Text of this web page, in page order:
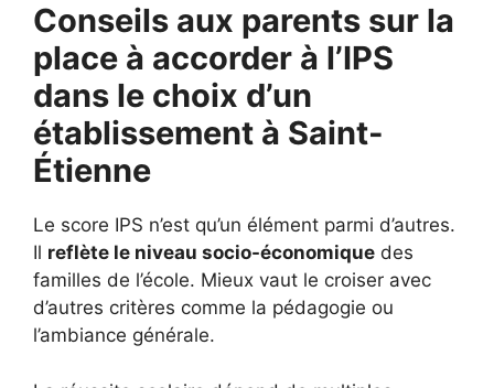
Conseils aux parents sur la
place à accorder à l’IPS
dans le choix d’un
établissement à Saint-
Étienne
Le score IPS n’est qu’un élément parmi d’autres.
Il reflète le niveau socio-économique des
familles de l’école. Mieux vaut le croiser avec
d’autres critères comme la pédagogie ou
l’ambiance générale.